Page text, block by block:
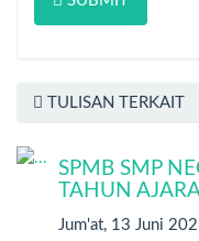
TULISAN TERKAIT
SPMB SMP
TAHUN
Jum'at, 13 Juni